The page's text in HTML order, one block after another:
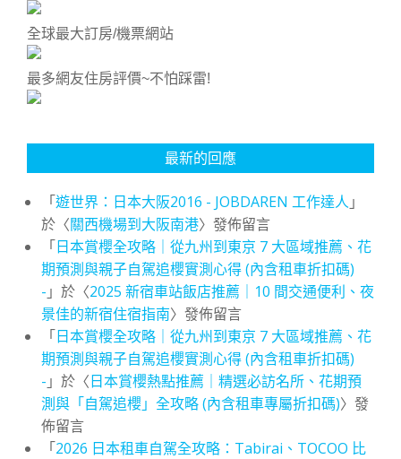
全球最大訂房/機票網站
最多網友住房評價~不怕踩雷!
最新的回應
「遊世界：日本大阪2016 - JOBDAREN 工作達人 」
於〈關西機場到大阪南港〉發佈留言
「日本賞櫻全攻略｜從九州到東京 7 大區域推薦、花
期預測與親子自駕追櫻實測心得 (內含租車折扣碼)
- 」於〈2025 新宿車站飯店推薦｜10 間交通便利、夜
景佳的新宿住宿指南〉發佈留言
「日本賞櫻全攻略｜從九州到東京 7 大區域推薦、花
期預測與親子自駕追櫻實測心得 (內含租車折扣碼)
- 」於〈日本賞櫻熱點推薦｜精選必訪名所、花期預
測與「自駕追櫻」全攻略 (內含租車專屬折扣碼)〉發
佈留言
「2026 日本租車自駕全攻略：Tabirai、TOCOO 比